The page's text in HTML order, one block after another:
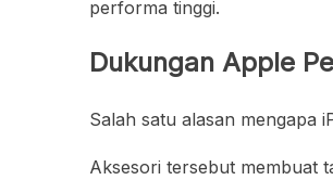
performa tinggi.
Dukungan Apple
Salah satu alasan mengapa
Aksesori tersebut membuat